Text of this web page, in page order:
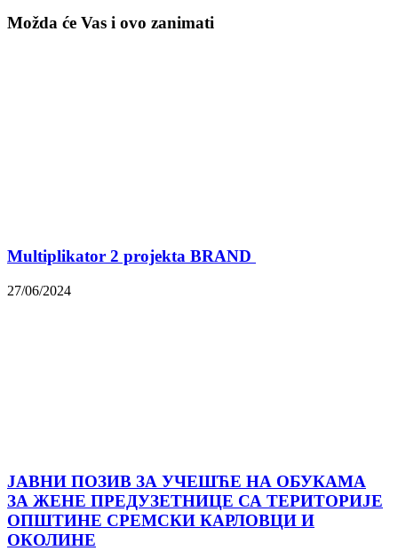
Možda će Vas i ovo zanimati
Multiplikator 2 projekta BRAND
27/06/2024
ЈАВНИ ПОЗИВ ЗА УЧЕШЋЕ НА ОБУКАМА
ЗА ЖЕНЕ ПРЕДУЗЕТНИЦЕ СА ТЕРИТОРИЈЕ
ОПШТИНЕ СРЕМСКИ КАРЛОВЦИ И
ОКОЛИНЕ